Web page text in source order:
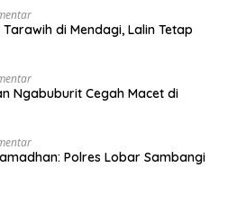
di Mendagi, Lalin Tetap
Ngabuburit Cegah Macet di
Polres Lobar Sambangi